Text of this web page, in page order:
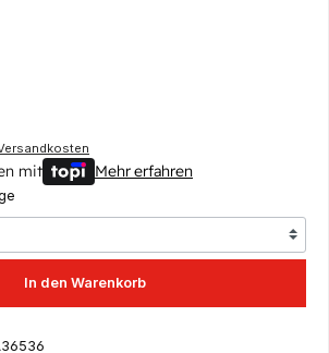
mit Mehr erfahren
In den Warenkorb